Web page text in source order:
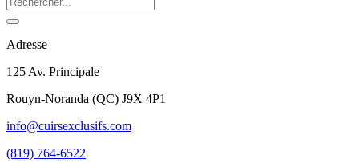
Adresse
125 Av. Principale
Rouyn-Noranda (QC) J9X 4P1
info@cuirsexclusifs.com
(819) 764-6522